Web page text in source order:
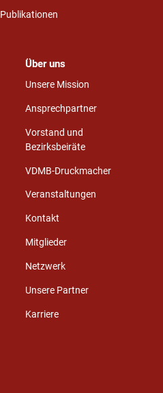
Publikationen
Über uns
Unsere Mission
Ansprechpartner
Vorstand und
Bezirksbeiräte
VDMB-Druckmacher
Veranstaltungen
Kontakt
Mitglieder
Netzwerk
Unsere Partner
Karriere